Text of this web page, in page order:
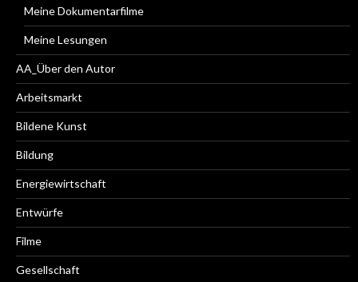
Meine Dokumentarfilme
Meine Lesungen
AA_Über den Autor
Arbeitsmarkt
Bildene Kunst
Bildung
Energiewirtschaft
Entwürfe
Filme
Gesellschaft